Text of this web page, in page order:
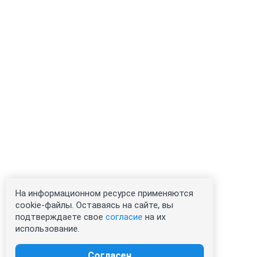
На информационном ресурсе применяются
cookie-файлы. Оставаясь на сайте, вы
подтверждаете свое согласие на их
использование.